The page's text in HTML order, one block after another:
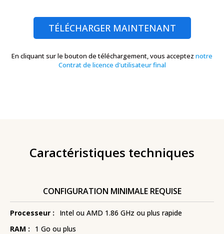
TÉLÉCHARGER MAINTENANT
En cliquant sur le bouton de téléchargement, vous acceptez notre
Contrat de licence d'utilisateur final
Caractéristiques techniques
CONFIGURATION MINIMALE REQUISE
Processeur :
Intel ou AMD 1.86 GHz ou plus rapide
RAM :
1 Go ou plus